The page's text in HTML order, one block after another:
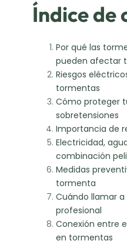
Índice de
Por qué las
pueden afectar
Riesgos
tormentas
Cómo proteger
sobretensiones
Importancia de
Electricidad,
combinación
Medidas
tormenta
Cuándo llamar
profesional
Conexión entre
en tormentas